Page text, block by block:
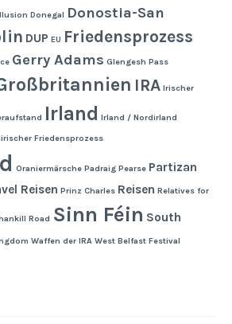
Donegal Donostia-San
DUP EU Friedensprozess
Gerry Adams Glengesh Pass
IRA Irischer
Irland Irland / Nordirland
Friedensprozess
Oraniermärsche Padraig Pearse Partizan
Reisen Prinz Charles Reisen Relatives for
Road Sinn Féin South
Waffen der IRA West Belfast Festival